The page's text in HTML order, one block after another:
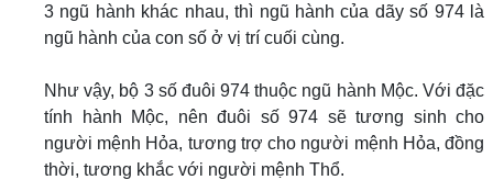
3 ngũ hành khác nhau, thì ngũ hành của dãy số 974 là
ngũ hành của con số ở vị trí cuối cùng.
Như vậy, bộ 3 số đuôi 974 thuộc ngũ hành Mộc. Với đặc
tính hành Mộc, nên đuôi số 974 sẽ tương sinh cho
người mệnh Hỏa, tương trợ cho người mệnh Hỏa, đồng
thời, tương khắc với người mệnh Thổ.